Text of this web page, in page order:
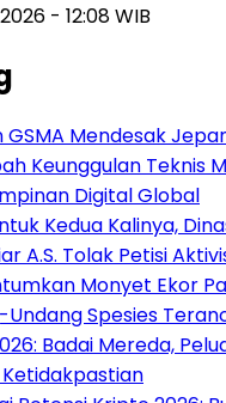
- 12:08 WIB
GSMA Mendesak
Keunggulan Teknis
Digital Global
Kedua Kalinya,
A.S. Tolak Petisi
Monyet Ekor
Undang Spesies
Badai Mereda,